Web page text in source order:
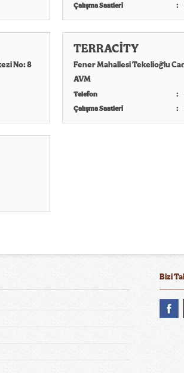
Çalışma Saatleri
No: 8
TERRACİTY
Fener Mahallesi Tekelioğlu
AVM
Telefon
Çalışma Saatleri
Bizi